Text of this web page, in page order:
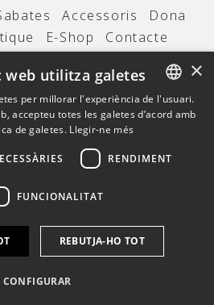
Accessoris
Dona
E-Shop
Contacte
avantatges MyPyri
privacitat
CATALAN
×
web utilitza galetes
per millorar l'experiència de l'usuari.
accepteu totes les galetes d’acord amb
de galetes. Llegir-ne més
RENDIMENT
FUNCIONALITAT
REBUTJA-HO TOT
CONFIGURAR